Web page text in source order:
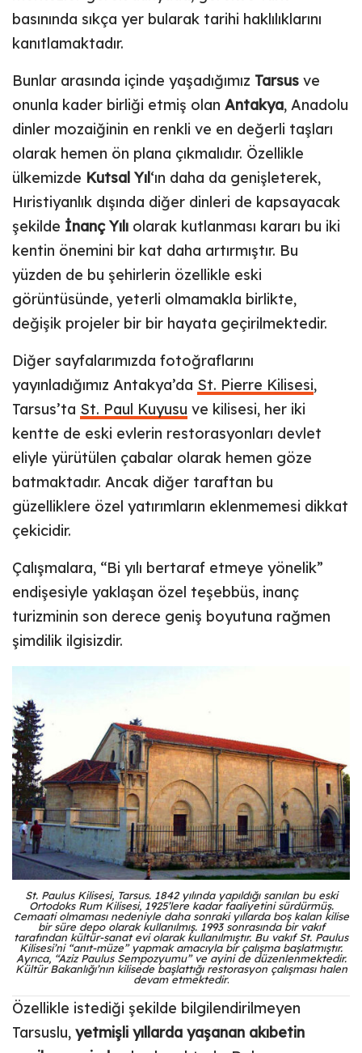
basınında sıkça yer bularak tarihi haklılıklarını
kanıtlamaktadır.
Bunlar arasında içinde yaşadığımız Tarsus ve
onunla kader birliği etmiş olan Antakya, Anadolu
dinler mozaiğinin en renkli ve en değerli taşları
olarak hemen ön plana çıkmalıdır. Özellikle
ülkemizde Kutsal Yıl‘ın daha da genişleterek,
Hıristiyanlık dışında diğer dinleri de kapsayacak
şekilde İnanç Yılı olarak kutlanması kararı bu iki
kentin önemini bir kat daha artırmıştır. Bu
yüzden de bu şehirlerin özellikle eski
görüntüsünde, yeterli olmamakla birlikte,
değişik projeler bir bir hayata geçirilmektedir.
Diğer sayfalarımızda fotoğraflarını
yayınladığımız Antakya’da St. Pierre Kilisesi,
Tarsus’ta St. Paul Kuyusu ve kilisesi, her iki
kentte de eski evlerin restorasyonları devlet
eliyle yürütülen çabalar olarak hemen göze
batmaktadır. Ancak diğer taraftan bu
güzelliklere özel yatırımların eklenmemesi dikkat
çekicidir.
Çalışmalara, “Bi yılı bertaraf etmeye yönelik”
endişesiyle yaklaşan özel teşebbüs, inanç
turizminin son derece geniş boyutuna rağmen
şimdilik ilgisizdir.
St. Paulus Kilisesi, Tarsus. 1842 yılında yapıldığı sanılan bu eski
Ortodoks Rum Kilisesi, 1925’lere kadar faaliyetini sürdürmüş.
Cemaati olmaması nedeniyle daha sonraki yıllarda boş kalan kilise
bir süre depo olarak kullanılmış. 1993 sonrasında bir vakıf
tarafından kültür-sanat evi olarak kullanılmıştır. Bu vakıf St. Paulus
Kilisesi’ni “anıt-müze” yapmak amacıyla bir çalışma başlatmıştır.
Ayrıca, “Aziz Paulus Sempozyumu” ve ayini de düzenlenmektedir.
Kültür Bakanlığı’nın kilisede başlattığı restorasyon çalışması halen
devam etmektedir.
Özellikle istediği şekilde bilgilendirilmeyen
Tarsuslu,yetmişli yıllarda yaşanan akıbetin